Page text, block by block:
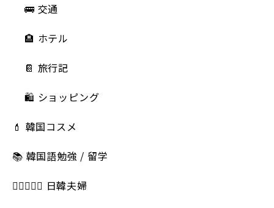
🚌 交通
🏨 ホテル
📔 旅行記
🛍️ ショッピング
💄 韓国コスメ
📚 韓国語勉強 / 留学
👩🏻‍❤️‍👨🏻 日韓夫婦